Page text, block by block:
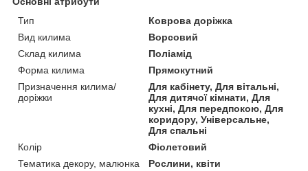
Тип
Коврова доріжка
Вид килима
Ворсовий
Склад килима
Поліамід
Форма килима
Прямокутний
Призначення килима/
доріжки
Для кабінету, Для вітальні,
Для дитячої кімнати, Для
кухні, Для передпокою, Для
коридору, Універсальне,
Для спальні
Колір
Фіолетовий
Тематика декору, малюнка
Рослини, квіти